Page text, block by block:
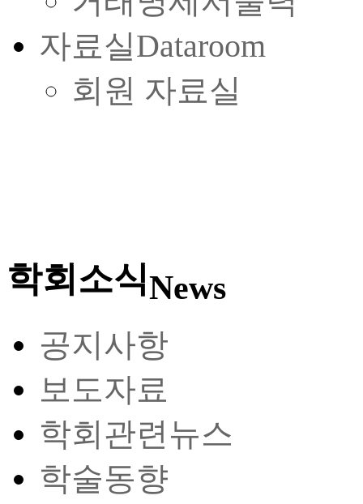
자료실Dataroom
회원 자료실
학회소식News
공지사항
보도자료
학회관련뉴스
학술동향